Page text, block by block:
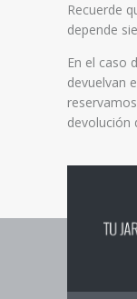
Recuerde
depende
En el caso
devuelvan
devolución